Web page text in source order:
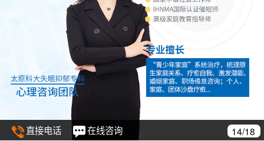
直接电话 在线咨询 14/18